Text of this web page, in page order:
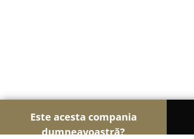
Este acesta compania
dumneavoastră?